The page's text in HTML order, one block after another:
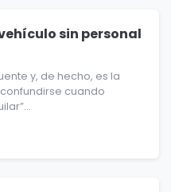
sin personal
y, de hecho, es la
cuando